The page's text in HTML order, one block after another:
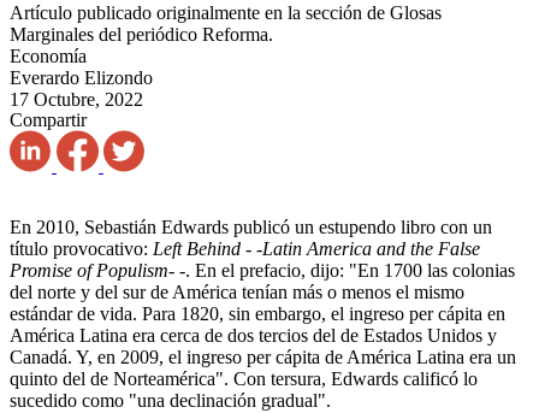
Artículo publicado originalmente en la sección de Glosas
Marginales del periódico Reforma.
Economía
Everardo Elizondo
17 Octubre, 2022
Compartir
En 2010, Sebastián Edwards publicó un estupendo libro con un
título provocativo: Left Behind - -Latin America and the False
Promise of Populism- -. En el prefacio, dijo: "En 1700 las colonias
del norte y del sur de América tenían más o menos el mismo
estándar de vida. Para 1820, sin embargo, el ingreso per cápita en
América Latina era cerca de dos tercios del de Estados Unidos y
Canadá. Y, en 2009, el ingreso per cápita de América Latina era un
quinto del de Norteamérica". Con tersura, Edwards calificó lo
sucedido como "una declinación gradual".